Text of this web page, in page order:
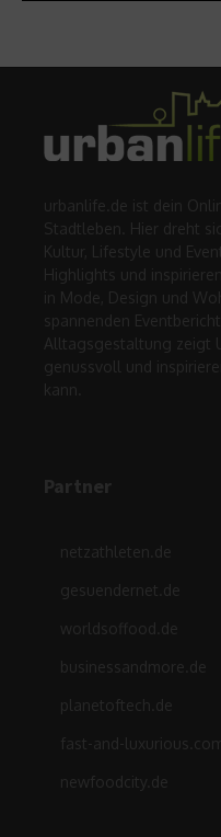
urbanlife.de ist dein
Stadtleben. Hier dreht
Kultur, Lifestyle und
Highlights und
in Mode, Design und
spannenden
Alltagsgestaltung zeigt
genussvoll und
kann.
Partner
netzathleten.de
gesuendernet.de
worldsoffood.de
businessandmore.de
planetoftech.de
fast-and-
newfoodcity.de